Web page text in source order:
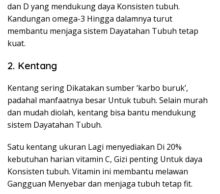
dan D yang mendukung daya Konsisten tubuh.
Kandungan omega-3 Hingga dalamnya turut
membantu menjaga sistem Dayatahan Tubuh tetap
kuat.
2. Kentang
Kentang sering Dikatakan sumber ‘karbo buruk’,
padahal manfaatnya besar Untuk tubuh. Selain murah
dan mudah diolah, kentang bisa bantu mendukung
sistem Dayatahan Tubuh.
Satu kentang ukuran Lagi menyediakan Di 20%
kebutuhan harian vitamin C, Gizi penting Untuk daya
Konsisten tubuh. Vitamin ini membantu melawan
Gangguan Menyebar dan menjaga tubuh tetap fit.